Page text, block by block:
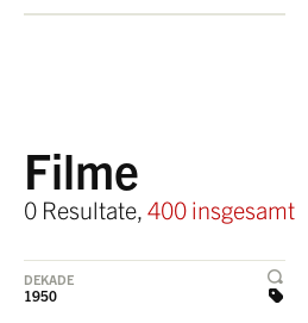
Filme
0 Resultate, 400 insgesamt
DEKADE
1950